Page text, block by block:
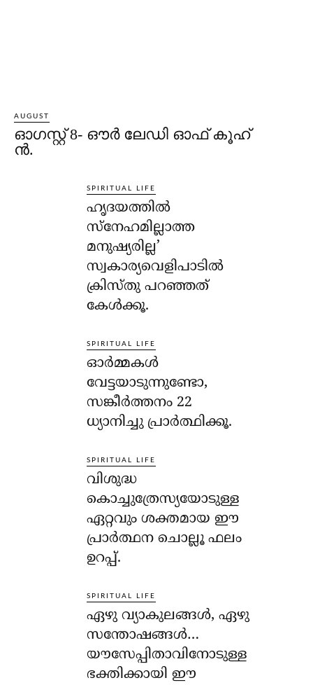
AUGUST
ഓഗസ്റ്റ് 8- ഔര്‍ ലേഡി ഓഫ് കൂഹ്
ന്‍.
SPIRITUAL LIFE
ഹൃദയത്തില്‍
സ്‌നേഹമില്ലാത്ത
മനുഷ്യരില്ല’
സ്വകാര്യവെളിപാടില്‍
ക്രിസ്തു പറഞ്ഞത്
കേള്‍ക്കൂ.
SPIRITUAL LIFE
ഓര്‍മ്മകള്‍
വേട്ടയാടുന്നുണ്ടോ,
സങ്കീര്‍ത്തനം 22
ധ്യാനിച്ചു പ്രാര്‍ത്ഥിക്കൂ.
SPIRITUAL LIFE
വിശുദ്ധ
കൊച്ചുത്രേസ്യയോടുള്ള
ഏറ്റവും ശക്തമായ ഈ
പ്രാര്‍ത്ഥന ചൊല്ലൂ ഫലം
ഉറപ്പ്.
SPIRITUAL LIFE
ഏഴു വ്യാകുലങ്ങള്‍, ഏഴു
സന്തോഷങ്ങള്‍…
യൗസേപ്പിതാവിനോടുള്ള
ഭക്തിക്കായി ഈ